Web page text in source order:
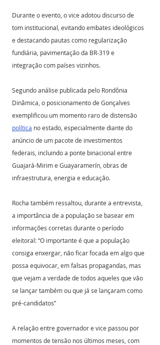
Durante o evento, o vice adotou discurso de
tom institucional, evitando embates ideológicos
e destacando pautas como regularização
fundiária, pavimentação da BR-319 e
integração com países vizinhos.
Segundo análise publicada pelo Rondônia
Dinâmica, o posicionamento de Gonçalves
exemplificou um momento raro de distensão
política no estado, especialmente diante do
anúncio de um pacote de investimentos
federais, incluindo a ponte binacional entre
Guajará-Mirim e Guayaramerín, obras de
infraestrutura, energia e educação.
Rocha também ressaltou, durante a entrevista,
a importância de a população se basear em
informações corretas durante o período
eleitoral: “O importante é que a população
consiga enxergar, não ficar focada em algo que
possa equivocar, em falsas propagandas, mas
que vejam a verdade de todos aqueles que vão
se lançar também ou que já se lançaram como
pré-candidatos”
A relação entre governador e vice passou por
momentos de tensão nos últimos meses, com